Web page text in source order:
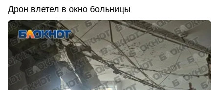
Дрон влетел в окно больницы